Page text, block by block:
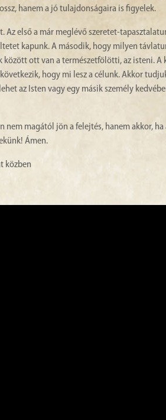
hanem a jó tulajdonságaira is figyelek.
első a már meglévő szeretet-
kapunk. A második, hogy milyen
ott van a természetfölötti, az isteni. A
hogy mi lesz a célunk. Akkor
az Isten vagy egy másik személy
nem magától jön a felejtés, hanem akkor,
Ámen.
közben